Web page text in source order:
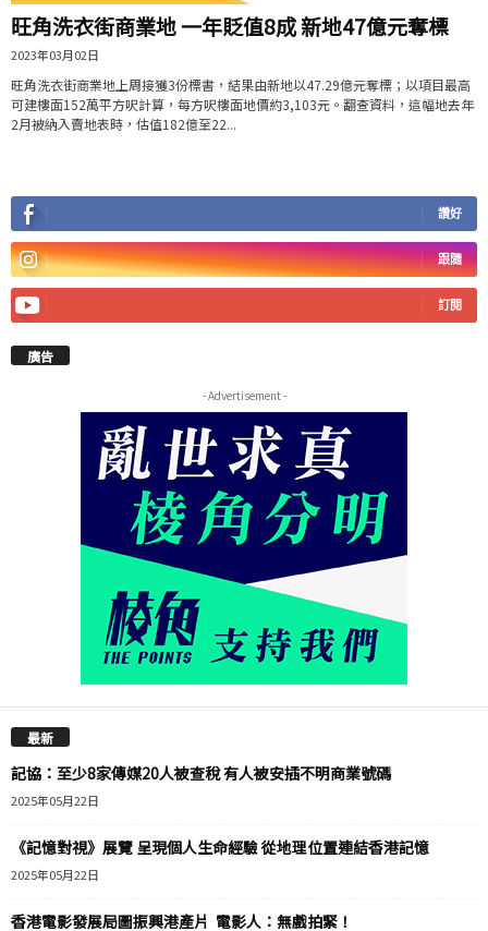
旺角洗衣街商業地 一年貶值8成 新地47億元奪標
2023年03月02日
旺角洗衣街商業地上周接獲3份標書，結果由新地以47.29億元奪標；以項目最高
可建樓面152萬平方呎計算，每方呎樓面地價約3,103元。翻查資料，這幅地去年
2月被納入賣地表時，估值182億至22...
讚好
跟隨
訂閱
廣告
- Advertisement -
最新
記協：至少8家傳媒20人被查稅 有人被安插不明商業號碼
2025年05月22日
《記憶對視》展覽 呈現個人生命經驗 從地理位置連結香港記憶
2025年05月22日
香港電影發展局圖振興港產片 電影人：無戲拍緊！